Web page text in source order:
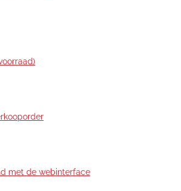
met de webinterface